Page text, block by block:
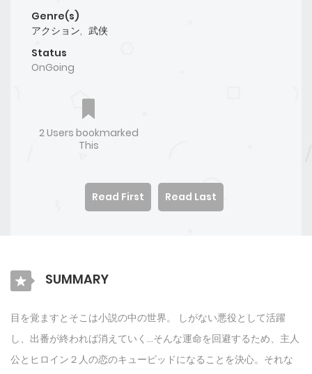
Genre(s)
アクション, 武侠
Status
OnGoing
2 Users bookmarked
This
Read First Read Last
SUMMARY
目を覚ますとそこは小説の中の世界。 しがない悪役として活躍
し、出番が終われば消えていく…そんな運命を回避するため、主人
公とヒロイン２人の恋のキューピッドになることを決心。それな